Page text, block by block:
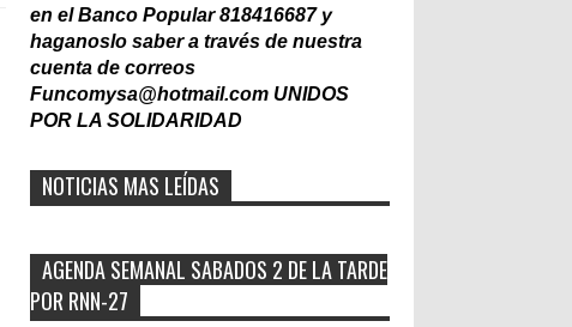
en el Banco Popular 818416687 y
haganoslo saber a través de nuestra
cuenta de correos
Funcomysa@hotmail.com UNIDOS
POR LA SOLIDARIDAD
NOTICIAS MAS LEÍDAS
AGENDA SEMANAL SABADOS 2 DE LA TARDE
POR RNN-27